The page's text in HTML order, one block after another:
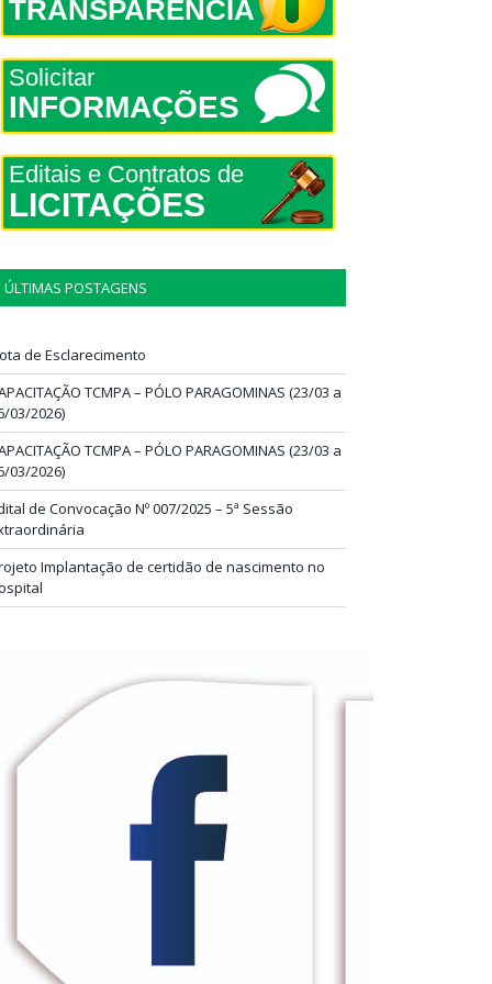
TRANSPARÊNCIA
Solicitar
INFORMAÇÕES
Editais e Contratos de
LICITAÇÕES
ÚLTIMAS POSTAGENS
de Esclarecimento
TCMPA – PÓLO PARAGOMINAS (23/03 a
03/2026)
TCMPA – PÓLO PARAGOMINAS (23/03 a
03/2026)
de Convocação Nº 007/2025 – 5ª Sessão
Implantação de certidão de nascimento no